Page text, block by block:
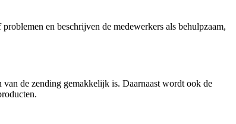
en beschrijven de medewerkers als behulpzaam,
de zending gemakkelijk is. Daarnaast wordt ook de